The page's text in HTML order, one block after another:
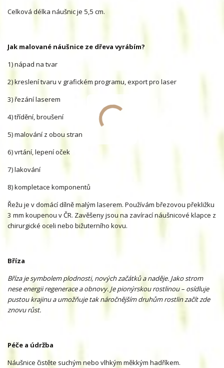
Celková délka náušnic je 5,5 cm.
Jak malované náušnice ze dřeva vyrábím?
1) nápad na tvar
2) kreslení tvaru v grafickém programu, export pro laser
3) řezání laserem
4) třídění, broušení
5) malování z obou stran
6) vrtání, lepení oček
7) lakování
8) kompletace komponentů
Řežu je v domácí dílně malým laserem. Používám březovou překližku
3 mm koupenou v ČR. Zavěšeny jsou na zavírací náušnicové klapce z
chirurgické oceli nebo bižuterního kovu.
Bříza
Bříza je symbolem plodnosti, nových začátků a naděje. Jako strom
nese energii regenerace a obnovy. Je pionýrskou rostlinou – osídluje
pustou krajinu a umožňuje tak náročnějším druhům rostlin začít zde
znovu růst.
Péče a údržba
Náušnice čistěte suchým nebo vlhkým měkkým hadříkem.